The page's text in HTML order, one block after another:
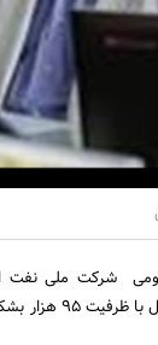
شرکت ملی نفت